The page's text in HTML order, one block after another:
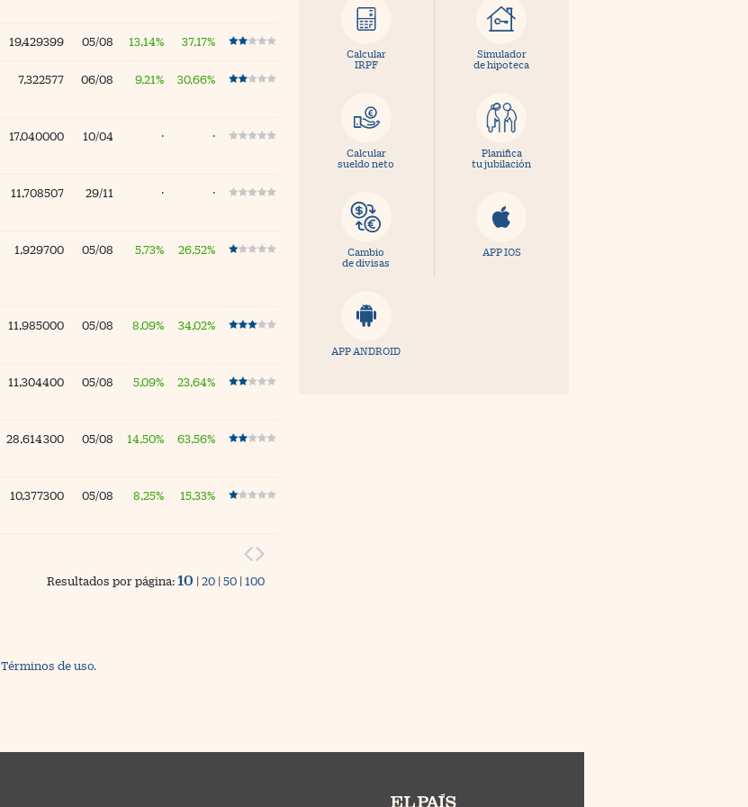
Resultados por página: 10 20 50 100
19,429399 05/08 13,14% 37,17%
7,322577 06/08 9,21% 30,66%
17,040000 10/04 · ·
11,708507 29/11 · ·
1,929700 05/08 5,73% 26,52%
11,985000 05/08 8,09% 34,02%
11,304400 05/08 5,09% 23,64%
28,614300 05/08 14,50% 63,56%
10,377300 05/08 8,25% 15,33%
Calcular
IRPF
Simulador
de hipoteca
Calcular
sueldo neto
Planifica
tu jubilación
Cambio
de divisas
APP IOS
APP ANDROID
Términos de uso.